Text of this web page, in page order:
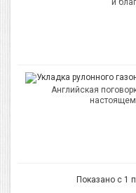
и
Английская
Показано с 1